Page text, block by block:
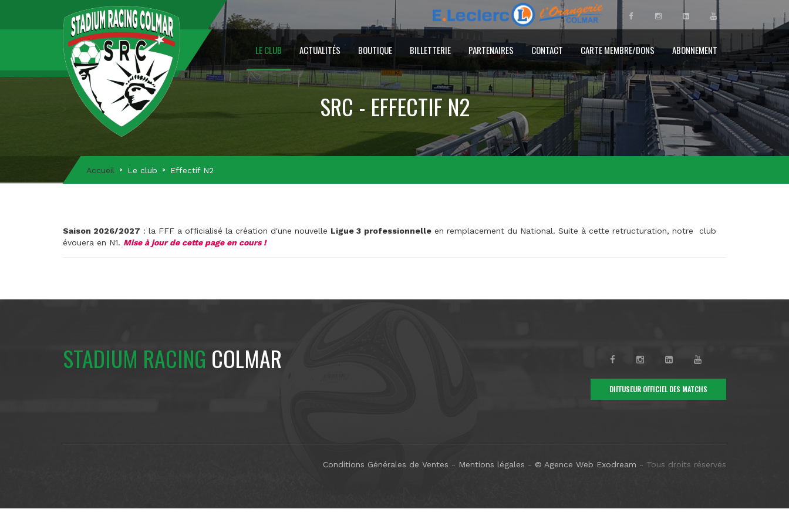
LE CLUB ACTUALITÉS BOUTIQUE BILLETTERIE PARTENAIRES CONTACT CARTE MEMBRE/DONS ABONNEMENT
SRC - EFFECTIF N2
Accueil Le club Effectif N2
Saison 2026/2027 : la FFF a officialisé la création d'une nouvelle Ligue 3 professionnelle en remplacement du National. Suite à cette retructuration, notre club
évouera en N1. Mise à jour de cette page en cours !
STADIUM RACING COLMAR
DIFFUSEUR OFFICIEL DES MATCHS
Conditions Générales de Ventes - Mentions légales - © Agence Web Exodream - Tous droits réservés